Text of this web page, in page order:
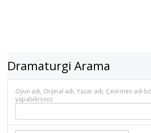
Dramaturgi Arama
Oyun adı, Orijinal adı, Yazar adı, Çevirmen adı
yapabilirsiniz